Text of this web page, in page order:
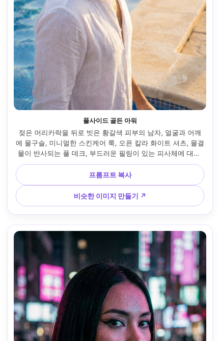
풀사이드 골든 아워
젖은 머리카락을 뒤로 빗은 황갈색 피부의 남자, 얼굴과 어깨
에 물구슬, 미니멀한 스킨케어 룩, 오픈 칼라 화이트 셔츠, 물결
물이 반사되는 풀 데크, 부드러운 필링이 있는 피사체에 대한
골든 아워 백라이트, 소니 A7R V, 85mm f/1.8, 세로 반신 초상
화, 여유로운 여름 분위기, 현실적인 피부 모공, 자연스러운 그
림자, 깔끔한 편집 마무리 --ar 4:5
프롬프트 복사
비슷한 이미지 만들기 ↗